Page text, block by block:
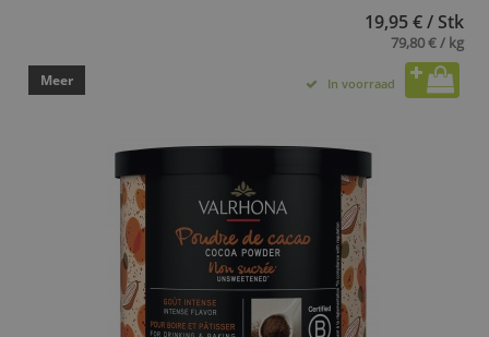
19,95 € / Stk
79,80 € / kg
Meer In voorraad